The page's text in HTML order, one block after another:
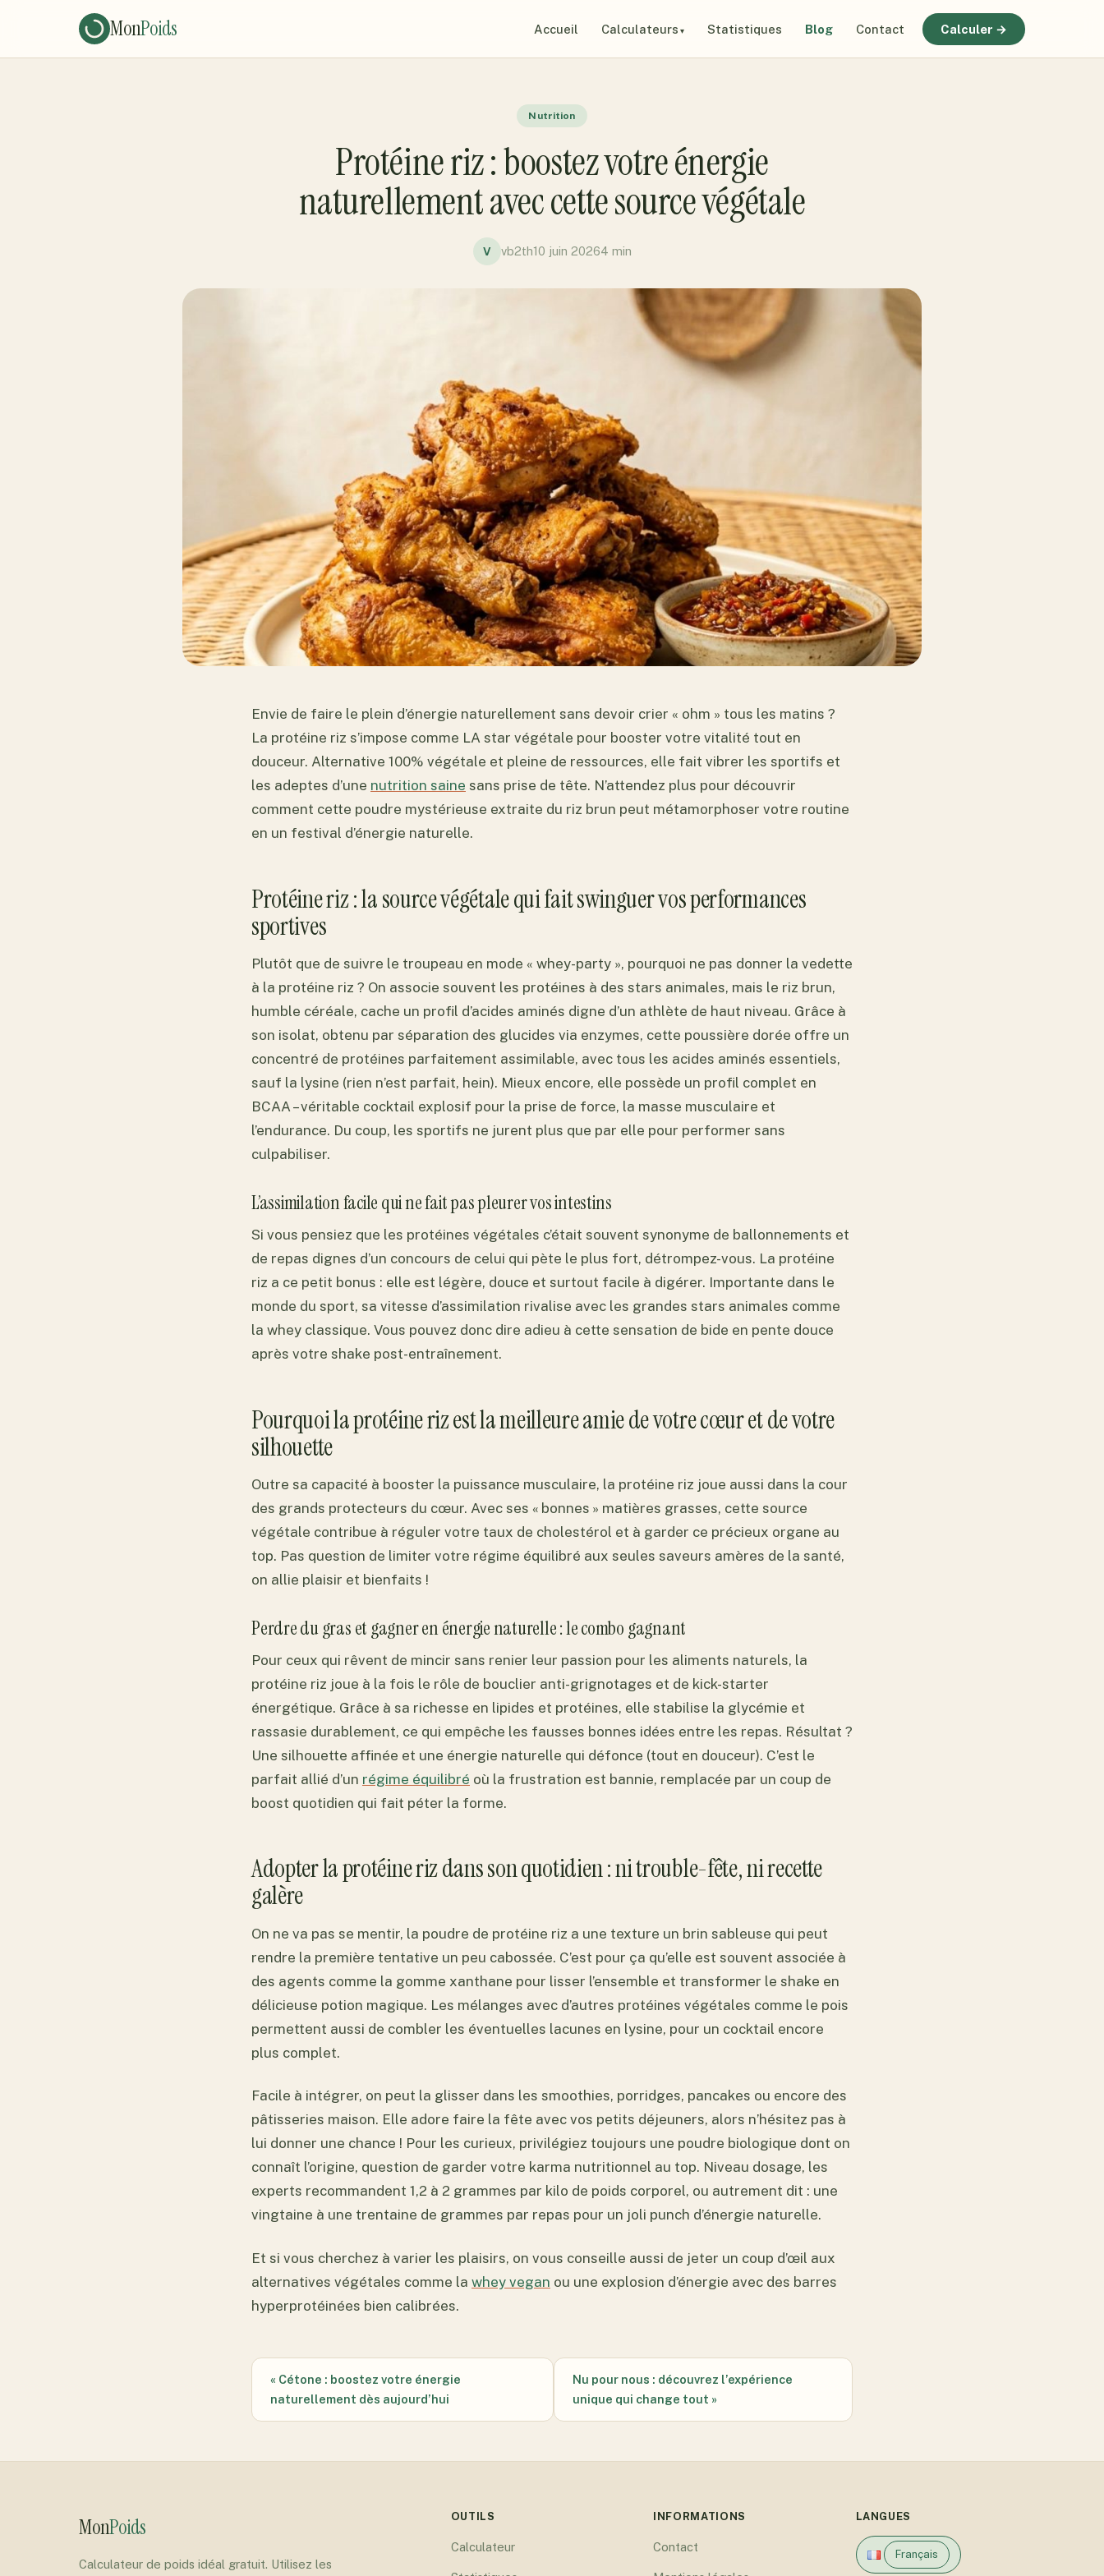
MonPoids Accueil Calculateurs Statistiques Blog Contact Calculer →
Nutrition
Protéine riz : boostez votre énergie
naturellement avec cette source végétale
V vb2th10 juin 20264 min
Envie de faire le plein d’énergie naturellement sans devoir crier « ohm » tous les matins ?
La protéine riz s’impose comme LA star végétale pour booster votre vitalité tout en
douceur. Alternative 100% végétale et pleine de ressources, elle fait vibrer les sportifs et
les adeptes d’une nutrition saine sans prise de tête. N’attendez plus pour découvrir
comment cette poudre mystérieuse extraite du riz brun peut métamorphoser votre routine
en un festival d’énergie naturelle.
Protéine riz : la source végétale qui fait swinguer vos performances
sportives
Plutôt que de suivre le troupeau en mode « whey-party », pourquoi ne pas donner la vedette
à la protéine riz ? On associe souvent les protéines à des stars animales, mais le riz brun,
humble céréale, cache un profil d’acides aminés digne d’un athlète de haut niveau. Grâce à
son isolat, obtenu par séparation des glucides via enzymes, cette poussière dorée offre un
concentré de protéines parfaitement assimilable, avec tous les acides aminés essentiels,
sauf la lysine (rien n’est parfait, hein). Mieux encore, elle possède un profil complet en
BCAA – véritable cocktail explosif pour la prise de force, la masse musculaire et
l’endurance. Du coup, les sportifs ne jurent plus que par elle pour performer sans
culpabiliser.
L’assimilation facile qui ne fait pas pleurer vos intestins
Si vous pensiez que les protéines végétales c’était souvent synonyme de ballonnements et
de repas dignes d’un concours de celui qui pète le plus fort, détrompez-vous. La protéine
riz a ce petit bonus : elle est légère, douce et surtout facile à digérer. Importante dans le
monde du sport, sa vitesse d’assimilation rivalise avec les grandes stars animales comme
la whey classique. Vous pouvez donc dire adieu à cette sensation de bide en pente douce
après votre shake post-entraînement.
Pourquoi la protéine riz est la meilleure amie de votre cœur et de votre
silhouette
Outre sa capacité à booster la puissance musculaire, la protéine riz joue aussi dans la cour
des grands protecteurs du cœur. Avec ses « bonnes » matières grasses, cette source
végétale contribue à réguler votre taux de cholestérol et à garder ce précieux organe au
top. Pas question de limiter votre régime équilibré aux seules saveurs amères de la santé,
on allie plaisir et bienfaits !
Perdre du gras et gagner en énergie naturelle : le combo gagnant
Pour ceux qui rêvent de mincir sans renier leur passion pour les aliments naturels, la
protéine riz joue à la fois le rôle de bouclier anti-grignotages et de kick-starter
énergétique. Grâce à sa richesse en lipides et protéines, elle stabilise la glycémie et
rassasie durablement, ce qui empêche les fausses bonnes idées entre les repas. Résultat ?
Une silhouette affinée et une énergie naturelle qui défonce (tout en douceur). C’est le
parfait allié d’un régime équilibré où la frustration est bannie, remplacée par un coup de
boost quotidien qui fait péter la forme.
Adopter la protéine riz dans son quotidien : ni trouble-fête, ni recette
galère
On ne va pas se mentir, la poudre de protéine riz a une texture un brin sableuse qui peut
rendre la première tentative un peu cabossée. C’est pour ça qu’elle est souvent associée à
des agents comme la gomme xanthane pour lisser l’ensemble et transformer le shake en
délicieuse potion magique. Les mélanges avec d’autres protéines végétales comme le pois
permettent aussi de combler les éventuelles lacunes en lysine, pour un cocktail encore
plus complet.
Facile à intégrer, on peut la glisser dans les smoothies, porridges, pancakes ou encore des
pâtisseries maison. Elle adore faire la fête avec vos petits déjeuners, alors n’hésitez pas à
lui donner une chance ! Pour les curieux, privilégiez toujours une poudre biologique dont on
connaît l’origine, question de garder votre karma nutritionnel au top. Niveau dosage, les
experts recommandent 1,2 à 2 grammes par kilo de poids corporel, ou autrement dit : une
vingtaine à une trentaine de grammes par repas pour un joli punch d’énergie naturelle.
Et si vous cherchez à varier les plaisirs, on vous conseille aussi de jeter un coup d’œil aux
alternatives végétales comme la whey vegan ou une explosion d’énergie avec des barres
hyperprotéinées bien calibrées.
« Cétone : boostez votre énergie
naturellement dès aujourd’hui
Nu pour nous : découvrez l’expérience
unique qui change tout »
MonPoids
Calculateur de poids idéal gratuit. Utilisez les
OUTILS
Calculateur
INFORMATIONS
Contact
LANGUES
Français